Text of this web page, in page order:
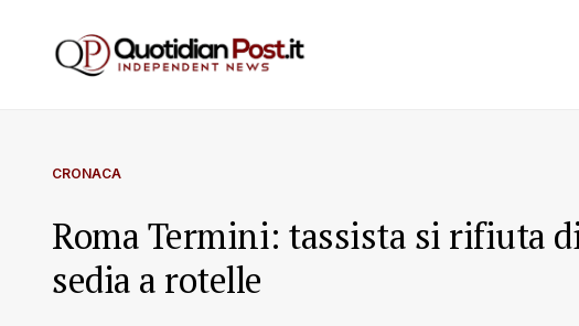
CRONACA
Roma Termini: tassista si rifiuta
sedia a rotelle